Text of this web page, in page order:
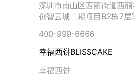
广州市
深圳市南山区西丽街道西
创智云城二期项目B2栋7
400-999-6666
幸福西饼BLISSCAKE
幸福西饼